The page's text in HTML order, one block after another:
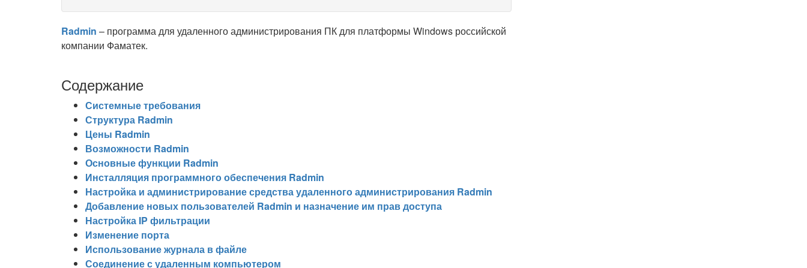
Radmin – программа для удаленного администрирования ПК для платформы Windows российской
компании Фаматек.
Содержание
Системные требования
Структура Radmin
Цены Radmin
Возможности Radmin
Основные функции Radmin
Инсталляция программного обеспечения Radmin
Настройка и администрирование средства удаленного администрирования Radmin
Добавление новых пользователей Radmin и назначение им прав доступа
Настройка IP фильтрации
Изменение порта
Использование журнала в файле
Соединение с удаленным компьютером